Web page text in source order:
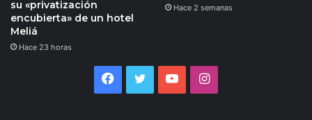
su «privatización
encubierta» de un hotel
Meliá
Hace 23 horas
Hace 2 semanas
Facebook
TwitterYouTubeInstagram